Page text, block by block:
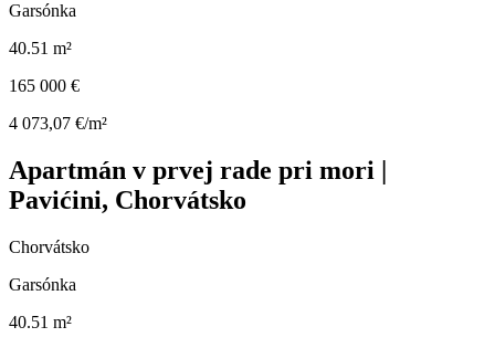
Garsónka
40.51 m²
165 000 €
4 073,07 €/m²
Apartmán v prvej rade pri mori |
Pavićini, Chorvátsko
Chorvátsko
Garsónka
40.51 m²